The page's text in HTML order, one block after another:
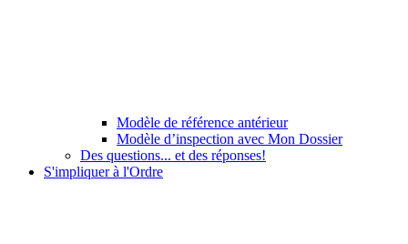
Modèle de référence antérieur
Modèle d’inspection avec Mon Dossier
Des questions... et des réponses!
S'impliquer à l'Ordre